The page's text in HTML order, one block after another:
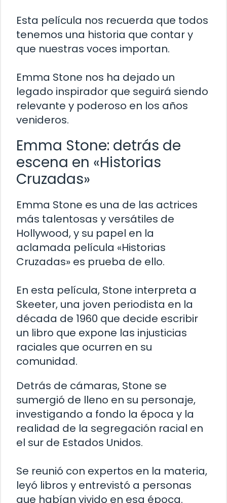
Esta película nos recuerda que todos
tenemos una historia que contar y
que nuestras voces importan.
Emma Stone nos ha dejado un
legado inspirador que seguirá siendo
relevante y poderoso en los años
venideros.
Emma Stone: detrás de
escena en «Historias
Cruzadas»
Emma Stone es una de las actrices
más talentosas y versátiles de
Hollywood, y su papel en la
aclamada película «Historias
Cruzadas» es prueba de ello.
En esta película, Stone interpreta a
Skeeter, una joven periodista en la
década de 1960 que decide escribir
un libro que expone las injusticias
raciales que ocurren en su
comunidad.
Detrás de cámaras, Stone se
sumergió de lleno en su personaje,
investigando a fondo la época y la
realidad de la segregación racial en
el sur de Estados Unidos.
Se reunió con expertos en la materia,
leyó libros y entrevistó a personas
que habían vivido en esa época.